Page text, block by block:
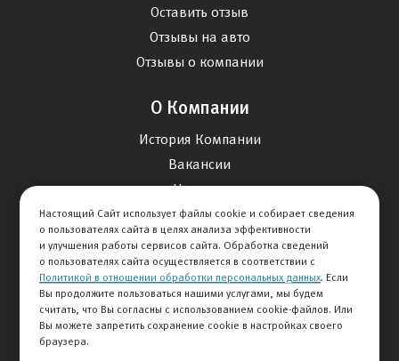
Оставить отзыв
Отзывы на авто
Отзывы о компании
О Компании
История Компании
Вакансии
Новости
Карта сайта
Контакты
+7 495 292-60-60
Настоящий Сайт использует файлы cookie и собирает сведения
о пользователях сайта в целях анализа эффективности
и улучшения работы сервисов сайта. Обработка сведений
о пользователях сайта осуществляется в соответствии с
Политикой в отношении обработки персональных данных. Если
Вы продолжите пользоваться нашими услугами, мы будем
считать, что Вы согласны с использованием cookie-файлов. Или
Вы можете запретить сохранение cookie в настройках своего
браузера.